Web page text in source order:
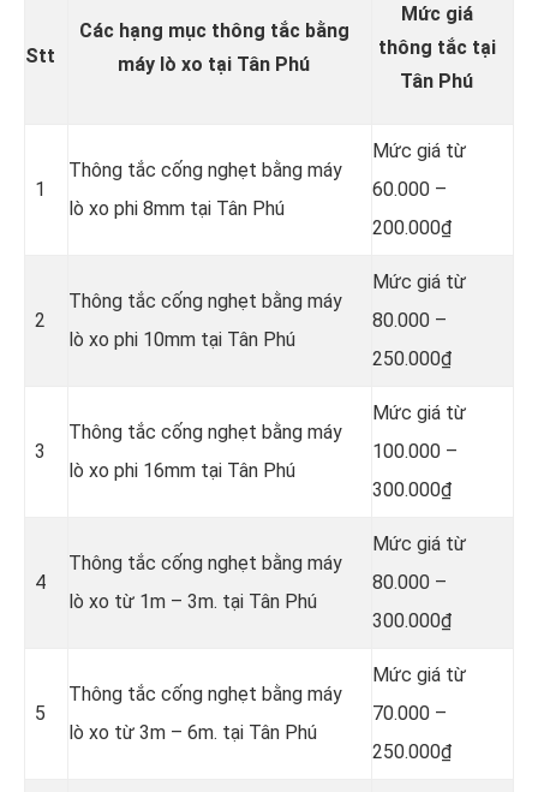
Stt
Các hạng mục thông tắc bằng
máy lò xo tại Tân Phú
Mức giá
thông tắc tại
Tân Phú
1
Thông tắc cống nghẹt bằng máy
lò xo phi 8mm tại Tân Phú
Mức giá từ
60.000 –
200.000₫
2
Thông tắc cống nghẹt bằng máy
lò xo phi 10mm tại Tân Phú
Mức giá từ
80.000 –
250.000₫
3
Thông tắc cống nghẹt bằng máy
lò xo phi 16mm tại Tân Phú
Mức giá từ
100.000 –
300.000₫
4
Thông tắc cống nghẹt bằng máy
lò xo từ 1m – 3m. tại Tân Phú
Mức giá từ
80.000 –
300.000₫
5
Thông tắc cống nghẹt bằng máy
lò xo từ 3m – 6m. tại Tân Phú
Mức giá từ
70.000 –
250.000₫